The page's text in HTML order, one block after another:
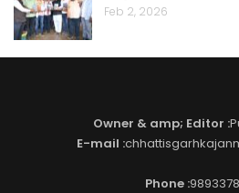
Feb 2, 2026
Owner & amp; Editor :
E-mail :
Phone :